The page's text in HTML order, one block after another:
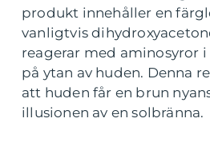
produkt innehåller en
vanligtvis
reagerar med aminosyror
på ytan av huden. Denna
att huden får en brun
illusionen av en solbränna.